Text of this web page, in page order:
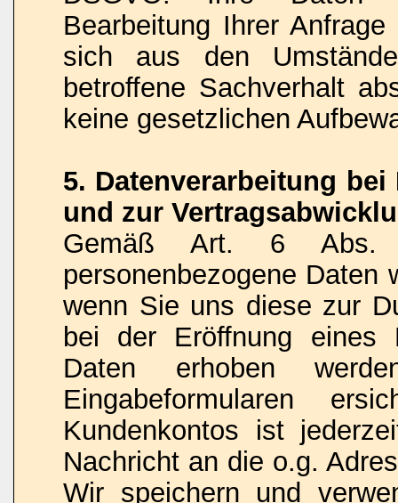
Bearbeitung Ihrer
sich aus den
betroffene Sachverhalt
keine gesetzlichen
5. Datenverarbeitung
und zur
Gemäß Art. 6
personenbezogene Daten
wenn Sie uns diese zur
bei der Eröffnung eines
Daten erhoben
Eingabeformularen
Kundenkontos ist
Nachricht an die o.g.
Wir speichern und